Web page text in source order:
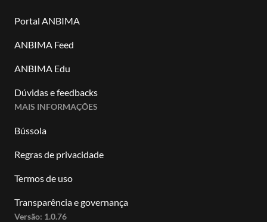
Portal ANBIMA
ANBIMA Feed
ANBIMA Edu
Dúvidas e feedbacks
MAIS INFORMAÇÕES
Bússola
Regras de privacidade
Termos de uso
Transparência e governança
Versão: 1.0.76